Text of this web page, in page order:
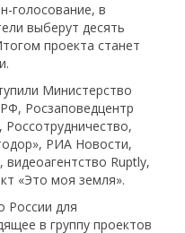
голосование, в
выберут десять
проекта станет
Министерство
Росзаповедцентр
РИА Новости,
Ruptly,
«Это моя земля».
России для
в группу проектов